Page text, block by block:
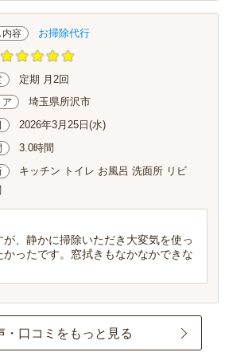
内容 お掃除代行
定期 月2回
ア 埼玉県所沢市
2026年3月25日(水)
3.0時間
キッチン トイレ お風呂 洗面所 リビ
、静かに掃除いただき大変気を使っ
ったです。窓拭きもなかなかできな
・口コミをもっと見る